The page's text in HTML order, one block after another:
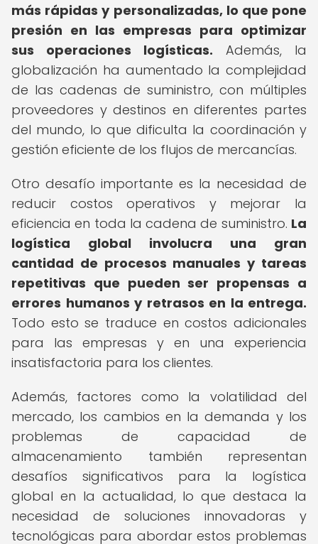
más rápidas y personalizadas, lo que pone
presión en las empresas para optimizar
sus operaciones logísticas. Además, la
globalización ha aumentado la complejidad
de las cadenas de suministro, con múltiples
proveedores y destinos en diferentes partes
del mundo, lo que dificulta la coordinación y
gestión eficiente de los flujos de mercancías.
Otro desafío importante es la necesidad de
reducir costos operativos y mejorar la
eficiencia en toda la cadena de suministro. La
logística global involucra una gran
cantidad de procesos manuales y tareas
repetitivas que pueden ser propensas a
errores humanos y retrasos en la entrega.
Todo esto se traduce en costos adicionales
para las empresas y en una experiencia
insatisfactoria para los clientes.
Además, factores como la volatilidad del
mercado, los cambios en la demanda y los
problemas de capacidad de
almacenamiento también representan
desafíos significativos para la logística
global en la actualidad, lo que destaca la
necesidad de soluciones innovadoras y
tecnológicas para abordar estos problemas